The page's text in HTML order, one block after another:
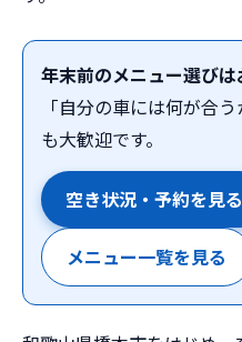
年末前のメニュー選び
「自分の車には何が合
も大歓迎です。
空き状況・予約を見る
メニュー一覧を見る